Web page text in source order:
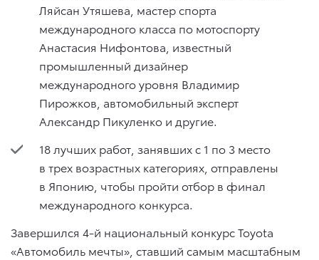
Ляйсан Утяшева, мастер спорта
международного класса по мотоспорту
Анастасия Нифонтова, известный
промышленный дизайнер
международного уровня Владимир
Пирожков, автомобильный эксперт
Александр Пикуленко и другие.
18 лучших работ, занявших с 1 по 3 место
в трех возрастных категориях, отправлены
в Японию, чтобы пройти отбор в финал
международного конкурса.
Завершился 4-й национальный конкурс Toyota
«Автомобиль мечты», ставший самым масштабным